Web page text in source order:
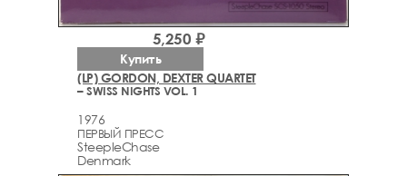
(LP) GORDON, DEXTER QUARTET
– SWISS NIGHTS VOL. 1
1976
ПЕРВЫЙ ПРЕСС
SteepleChase
Denmark
5,250 ₽
Купить